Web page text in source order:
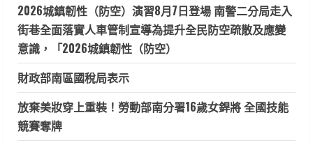
2026城鎮韌性（防空）演習8月7日登場 南警二分局走入
街巷全面落實人車管制宣導為提升全民防空疏散及應變
意識，「2026城鎮韌性（防空）
財政部南區國稅局表示
放棄美妝穿上重裝！勞動部南分署16歲女銲將 全國技能
競賽奪牌